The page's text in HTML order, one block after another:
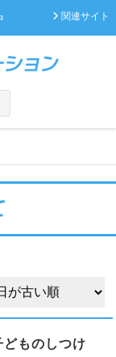
関連サイト
ものしつけ